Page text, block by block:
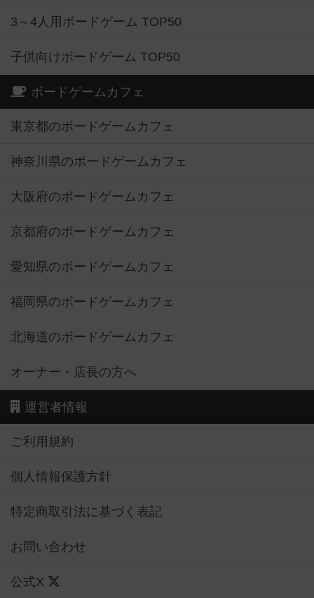
3～4人用ボードゲーム TOP50
子供向けボードゲーム TOP50
ボードゲームカフェ
東京都のボードゲームカフェ
神奈川県のボードゲームカフェ
大阪府のボードゲームカフェ
京都府のボードゲームカフェ
愛知県のボードゲームカフェ
福岡県のボードゲームカフェ
北海道のボードゲームカフェ
オーナー・店長の方へ
運営者情報
ご利用規約
個人情報保護方針
特定商取引法に基づく表記
お問い合わせ
公式X